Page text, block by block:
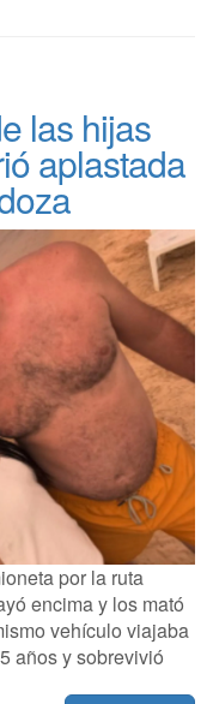
las hijas
aplastada
por la ruta
encima y los mató
vehículo viajaba
años y sobrevivió